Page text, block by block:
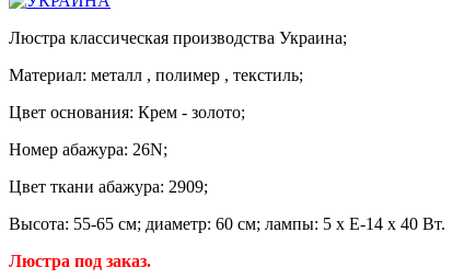
Люстра классическая производства Украина;
Материал: металл , полимер , текстиль;
Цвет основания: Крем - золото;
Номер абажура: 26N;
Цвет ткани абажура: 2909;
Высота: 55-65 см; диаметр: 60 см; лампы: 5 х Е-14 х 40 Вт.
Люстра под заказ.